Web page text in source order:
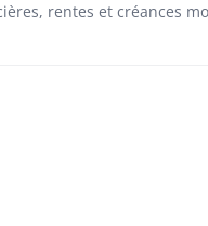
rentes et créances